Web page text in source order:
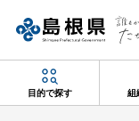
目的で探す 組